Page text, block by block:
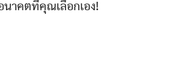
นาคตที่คุณเลือกเอง!